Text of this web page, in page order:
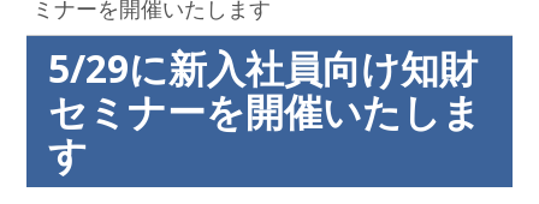
ミナーを開催いたします
5/29に新入社員向け知財
セミナーを開催いたしま
す